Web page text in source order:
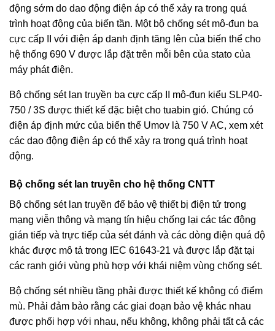
động sớm do dao động điện áp có thể xảy ra trong quá
trình hoạt động của biến tần. Một bộ chống sét mô-đun ba
cực cấp II với điện áp danh định tăng lên của biến thể cho
hệ thống 690 V được lắp đặt trên mỗi bên của stato của
máy phát điện.
Bộ chống sét lan truyền ba cực cấp II mô-đun kiểu SLP40-
750 / 3S được thiết kế đặc biệt cho tuabin gió. Chúng có
điện áp định mức của biến thể Umov là 750 V AC, xem xét
các dao động điện áp có thể xảy ra trong quá trình hoạt
động.
Bộ chống sét lan truyền cho hệ thống CNTT
Bộ chống sét lan truyền để bảo vệ thiết bị điện tử trong
mạng viễn thông và mạng tín hiệu chống lại các tác động
gián tiếp và trực tiếp của sét đánh và các dòng điện quá độ
khác được mô tả trong IEC 61643-21 và được lắp đặt tại
các ranh giới vùng phù hợp với khái niệm vùng chống sét.
Bộ chống sét nhiều tầng phải được thiết kế không có điểm
mù. Phải đảm bảo rằng các giai đoạn bảo vệ khác nhau
được phối hợp với nhau, nếu không, không phải tất cả các